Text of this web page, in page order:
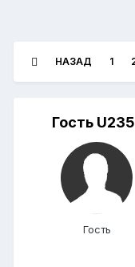
НАЗАД 1
Гость U235
Гость